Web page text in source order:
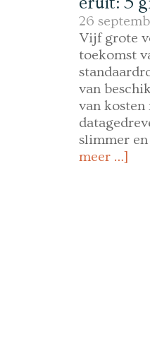
26
Vijf grote
toekomst
van
van kosten
slimmer
meer …]